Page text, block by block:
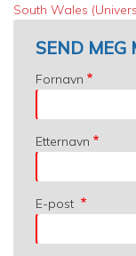
South Wales
SEND MEG
Fornavn
Etternavn
E-post